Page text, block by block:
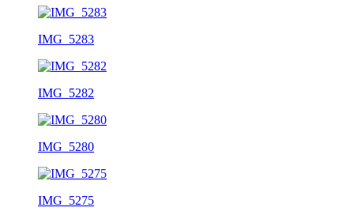
IMG_5283
IMG_5282
IMG_5280
IMG_5275